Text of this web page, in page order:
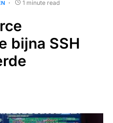
1 minute read
bijna SSH